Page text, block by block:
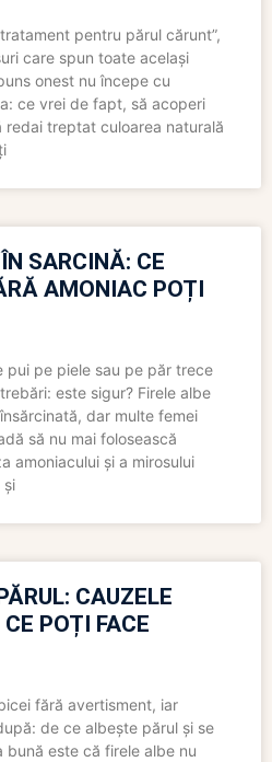
pentru părul cărunt”,
care spun toate același
onest nu începe cu
ce vrei de fapt, să acoperi
redai treptat culoarea naturală
SARCINĂ: CE
AMONIAC POȚI
pui pe piele sau pe păr trece
este sigur? Firele albe
dar multe femei
să nu mai folosească
amoniacului și a mirosului
și
CAUZELE
POȚI FACE
fără avertisment, iar
de ce albește părul și se
bună este că firele albe nu